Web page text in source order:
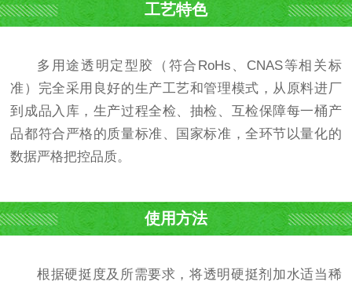
工艺特色
多用途透明定型胶（符合RoHs、CNAS等相关标
准）完全采用良好的生产工艺和管理模式，从原料进厂
到成品入库，生产过程全检、抽检、互检保障每一桶产
品都符合严格的质量标准、国家标准，全环节以量化的
数据严格把控品质。
使用方法
根据硬挺度及所需要求，将透明硬挺剂加水适当稀